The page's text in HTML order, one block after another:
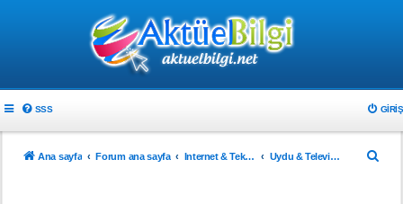
SSS GIRIŞ
Ana sayfa Forum ana sayfa Internet & Teknoloji Uydu & Televizyon